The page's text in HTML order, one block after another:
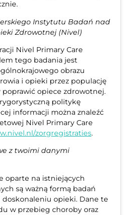
Instytutu Badań nad
Zdrowotnej (Nivel)
Nivel Primary Care
tego badania jest
obrazu
i opieki przez populację
poprawić opiece zdrowotnej.
politykę
informacji można znaleźć
Nivel Primary Care
zorgregistraties.
z twoimi danymi
oparte na istniejących
są ważną formą badań
doskonaleniu opieki. Dane te
w przebieg choroby oraz